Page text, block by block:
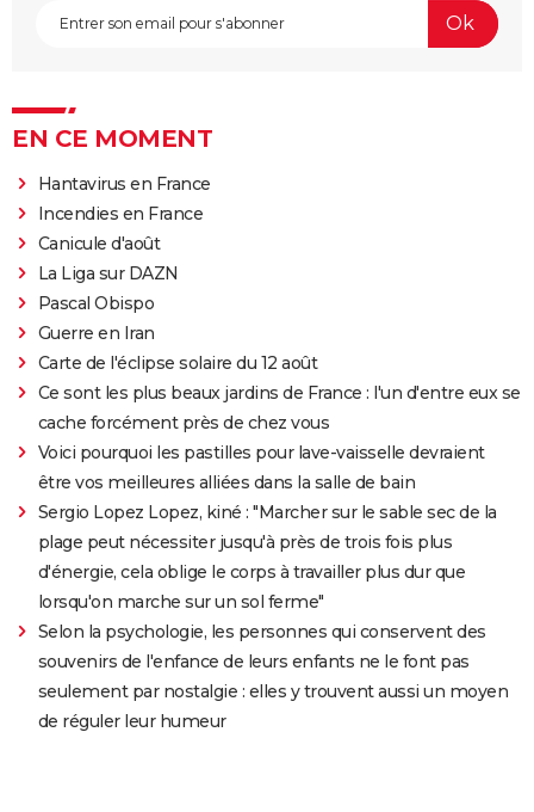
EN CE MOMENT
Hantavirus en France
Incendies en France
Canicule d'août
La Liga sur DAZN
Pascal Obispo
Guerre en Iran
Carte de l'éclipse solaire du 12 août
Ce sont les plus beaux jardins de France : l'un d'entre eux se
cache forcément près de chez vous
Voici pourquoi les pastilles pour lave-vaisselle devraient
être vos meilleures alliées dans la salle de bain
Sergio Lopez Lopez, kiné : "Marcher sur le sable sec de la
plage peut nécessiter jusqu'à près de trois fois plus
d'énergie, cela oblige le corps à travailler plus dur que
lorsqu'on marche sur un sol ferme"
Selon la psychologie, les personnes qui conservent des
souvenirs de l'enfance de leurs enfants ne le font pas
seulement par nostalgie : elles y trouvent aussi un moyen
de réguler leur humeur